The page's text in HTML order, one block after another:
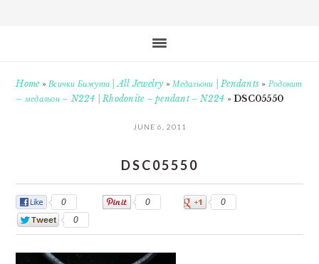
Home»Всички Бижута | All Jewelry »Медальони | Pendants » Родонит
– медальон – N224 | Rhodonite – pendant – N224 »DSC05550
JUNE 6, 2011
DSC05550
0 0
0
0